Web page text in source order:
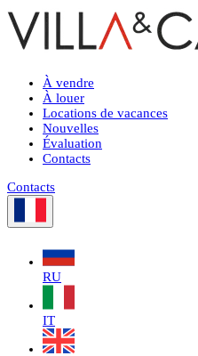
À vendre
À louer
Locations de vacances
Nouvelles
Évaluation
Contacts
Contacts
RU
IT